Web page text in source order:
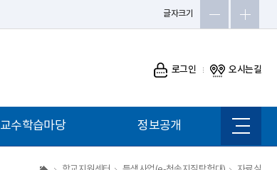
글자크기
로그인 오시는길
사이트
맵
교수학습마당 정보공개